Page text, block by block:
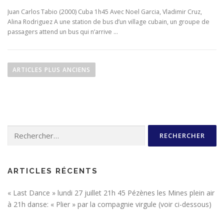
Juan Carlos Tabio (2000) Cuba 1h45 Avec Noel Garcia, Vladimir Cruz,
Alina Rodriguez A une station de bus d’un village cubain, un groupe de
passagers attend un bus qui n’arrive …
a
n
e
ARTICLES PLUS ANCIENS
ARTICLES RÉCENTS
« Last Dance » lundi 27 juillet 21h 45 Pézènes les Mines plein air
à 21h danse: « Plier » par la compagnie virgule (voir ci-dessous)